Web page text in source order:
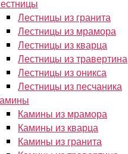
Лестницы из гранита
Лестницы из мрамора
Лестницы из кварца
Лестницы из травертина
Лестницы из оникса
Лестницы из песчаника
Камины из мрамора
Камины из кварца
Камины из гранита